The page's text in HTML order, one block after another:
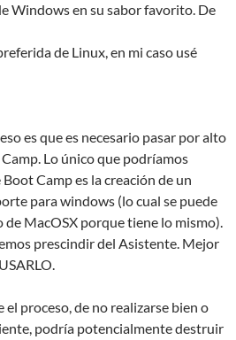
Windows en su sabor favorito. De
de Linux, en mi caso usé
es que es necesario pasar por alto
Lo único que podríamos
Camp es la creación de un
para windows (lo cual se puede
de MacOSX porque tiene lo mismo).
prescindir del Asistente. Mejor
el proceso, de no realizarse bien o
podría potencialmente destruir